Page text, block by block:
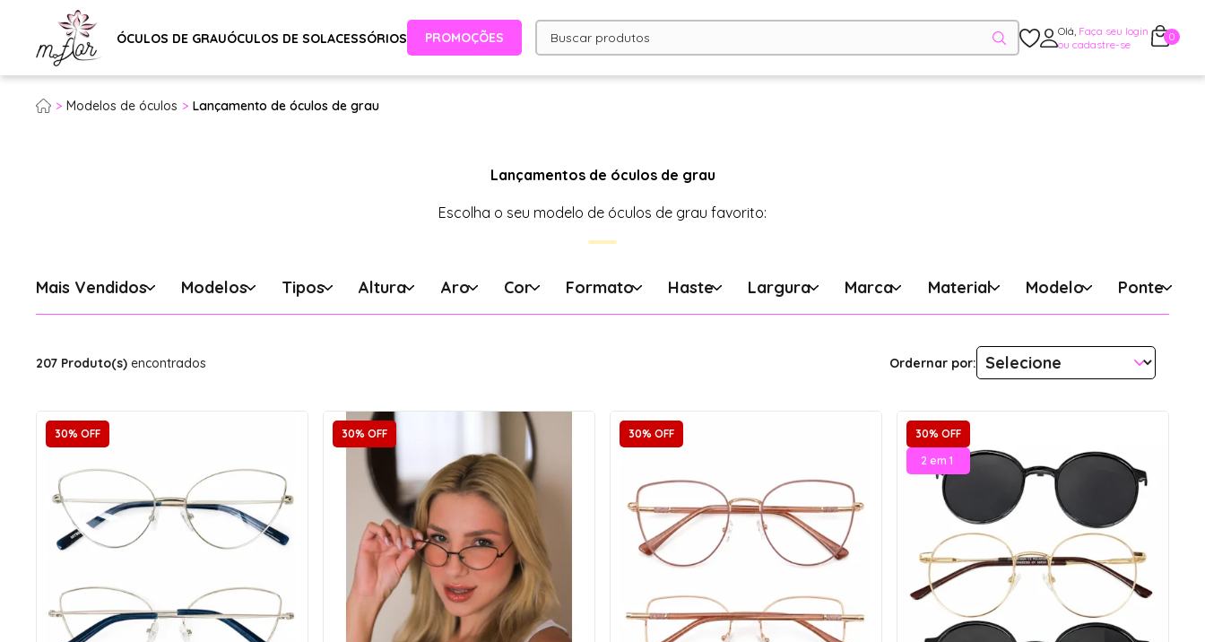
ÓCULOS DE GRAUÓCULOS DE SOLACESSÓRIOS PROMOÇÕES Olá, Faça seu login
ou cadastre-se
0
Modelos de óculos Lançamento de óculos de grau
Lançamentos de óculos de grau
Escolha o seu modelo de óculos de grau favorito:
Mais Vendidos Modelos Tipos Altura Aro Cor Formato Haste Largura Marca Material Modelo Ponte
207 Produto(s) encontrados Ordernar por:
30% OFF 30% OFF 30% OFF
30% OFF
2 em 1